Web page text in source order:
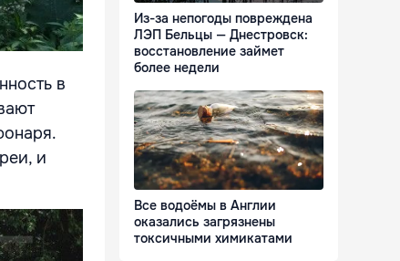
в
и
Из-за непогоды повреждена
ЛЭП Бельцы — Днестровск:
восстановление займет
более недели
Все водоёмы в Англии
оказались загрязнены
токсичными химикатами